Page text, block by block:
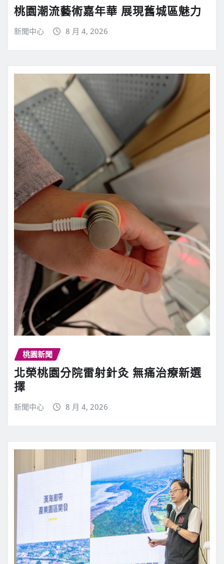
桃園潮流藝術嘉年華 展現舊城區魅力
新聞中心 8 月 4, 2026
桃園新聞
北榮桃園分院雷射針灸 無痛治療新選
擇
新聞中心 8 月 4, 2026